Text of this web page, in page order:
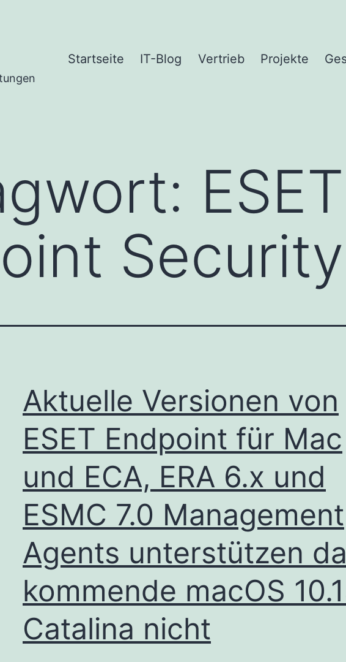
Startseite IT-Blog Vertrieb Projekte
ESET
Security
Aktuelle Versionen von
ESET Endpoint für Mac
und ECA, ERA 6.x und
ESMC 7.0 Management
Agents unterstützen
kommende macOS
Catalina nicht